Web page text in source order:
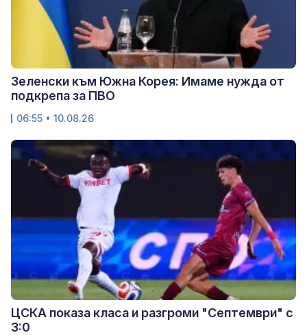
Зеленски към Южна Корея: Имаме нужда от
подкрепа за ПВО
06:55 • 10.08.26
ЦСКА показа класа и разгроми "Септември" с
3:0